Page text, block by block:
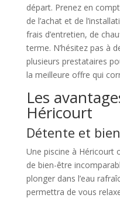
départ. Prenez en
de l’achat et de
frais d’entretien, de
terme. N’hésitez pas à
plusieurs prestataires
la meilleure offre qui
Les
Héricourt
Détente et
Une piscine à Héricourt
de bien-être
plonger dans l’eau
permettra de vous